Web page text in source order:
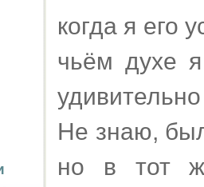
когда я его
чьём духе
Не знаю,
но в тот